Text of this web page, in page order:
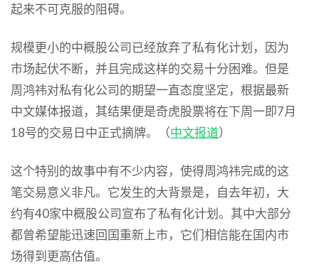
起来不可克服的阻碍。
规模更小的中概股公司已经放弃了私有化计划，因为
市场起伏不断，并且完成这样的交易十分困难。但是
周鸿祎对私有化公司的期望一直态度坚定，根据最新
中文媒体报道，其结果便是奇虎股票将在下周一即7月
18号的交易日中正式摘牌。（中文报道）
这个特别的故事中有不少内容，使得周鸿祎完成的这
笔交易意义非凡。它发生的大背景是，自去年初，大
约有40家中概股公司宣布了私有化计划。其中大部分
都曾希望能迅速回国重新上市，它们相信能在国内市
场得到更高估值。